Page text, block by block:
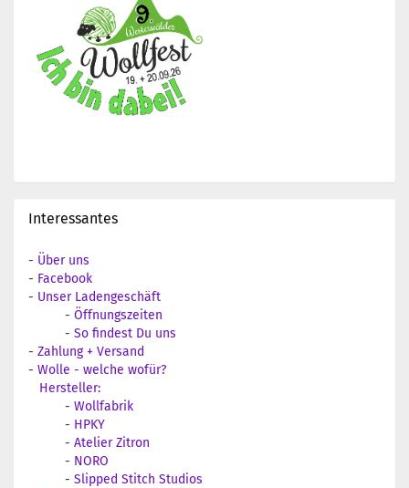
Interessantes
- Über uns
- Facebook
- Unser Ladengeschäft
- Öffnungszeiten
- So findest Du uns
- Zahlung + Versand
- Wolle - welche wofür?
Hersteller:
- Wollfabrik
- HPKY
- Atelier Zitron
- NORO
- Slipped Stitch Studios